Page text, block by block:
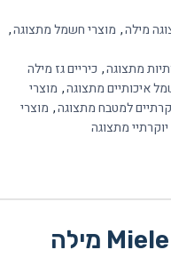
מילה, מוצרי חשמל מתצוגה,
מתצוגה, כיריים גז מילה
איכותיים מתצוגה, מוצרי
למטבח מתצוגה, מוצרי
מתצוגה